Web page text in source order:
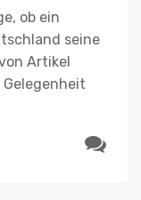
ob ein
seine
Artikel